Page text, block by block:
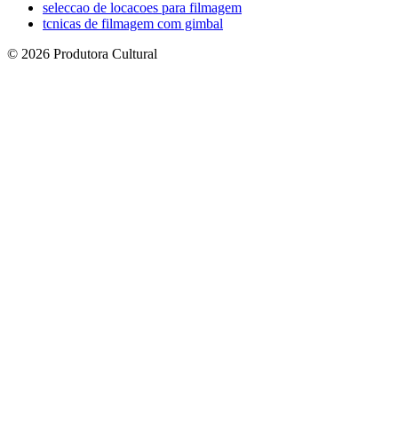
seleccao de locacoes para filmagem
tcnicas de filmagem com gimbal
© 2026 Produtora Cultural